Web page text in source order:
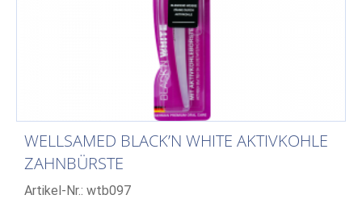
WELLSAMED BLACK’N WHITE AKTIVKOHLE
ZAHNBÜRSTE
Artikel-Nr.: wtb097